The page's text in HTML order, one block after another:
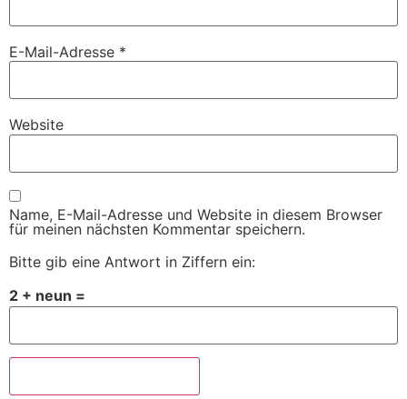
E-Mail-Adresse *
Website
Name, E-Mail-Adresse und Website in diesem Browser
für meinen nächsten Kommentar speichern.
Bitte gib eine Antwort in Ziffern ein:
2 + neun =